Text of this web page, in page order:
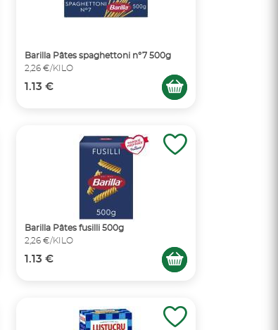
Barilla Pâtes spaghettoni n°7 500g
2,26 €/KILO
1.13 €
Barilla Pâtes fusilli 500g
2,26 €/KILO
1.13 €